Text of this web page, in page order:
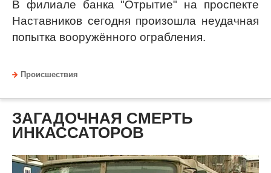
В филиале банка "Отрытие" на проспекте
Наставников сегодня произошла неудачная
попытка вооружённого ограбления.
Происшествия
ЗАГАДОЧНАЯ СМЕРТЬ
ИНКАССАТОРОВ